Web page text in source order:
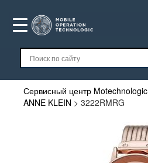
Сервисный центр Motechnologic
ANNE KLEIN > 3222RMRG